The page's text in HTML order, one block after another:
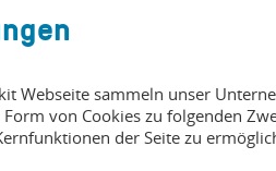
Webseite sammeln unser
von Cookies zu folgenden
der Seite zu